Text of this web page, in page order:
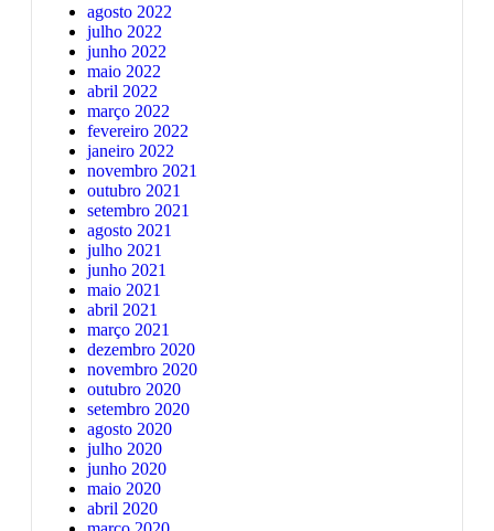
agosto 2022
julho 2022
junho 2022
maio 2022
abril 2022
março 2022
fevereiro 2022
janeiro 2022
novembro 2021
outubro 2021
setembro 2021
agosto 2021
julho 2021
junho 2021
maio 2021
abril 2021
março 2021
dezembro 2020
novembro 2020
outubro 2020
setembro 2020
agosto 2020
julho 2020
junho 2020
maio 2020
abril 2020